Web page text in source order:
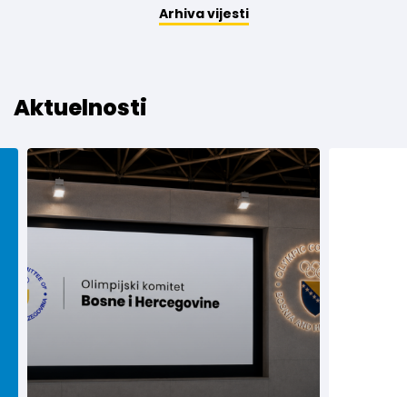
Arhiva vijesti
Aktuelnosti